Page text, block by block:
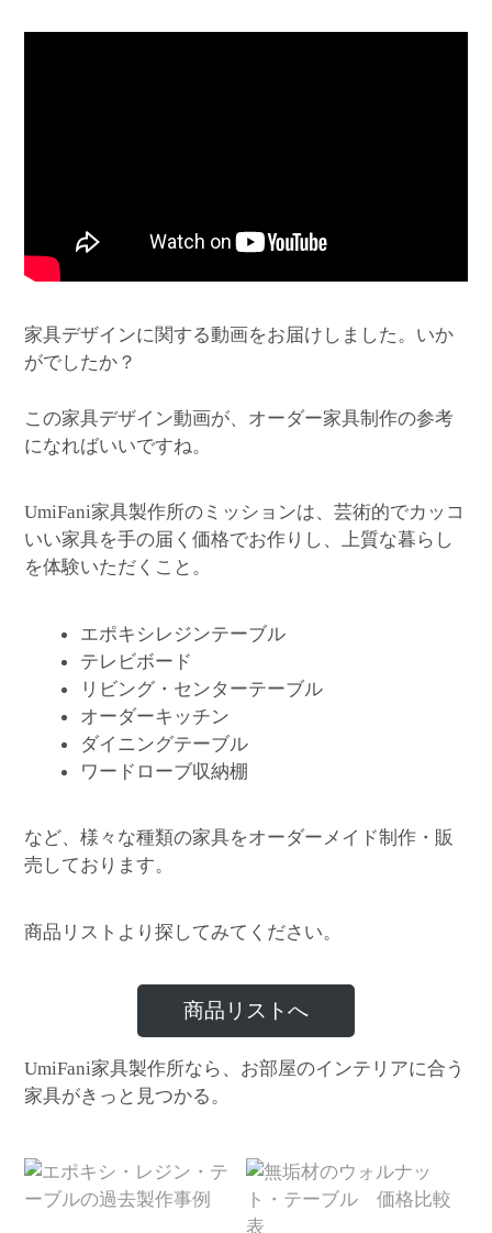
家具デザインに関する動画をお届けしました。いか
がでしたか？
この家具デザイン動画が、オーダー家具制作の参考
になればいいですね。
UmiFani家具製作所のミッションは、芸術的でカッコ
いい家具を手の届く価格でお作りし、上質な暮らし
を体験いただくこと。
エポキシレジンテーブル
テレビボード
リビング・センターテーブル
オーダーキッチン
ダイニングテーブル
ワードローブ収納棚
など、様々な種類の家具をオーダーメイド制作・販
売しております。
商品リストより探してみてください。
商品リストへ
UmiFani家具製作所なら、お部屋のインテリアに合う
家具がきっと見つかる。